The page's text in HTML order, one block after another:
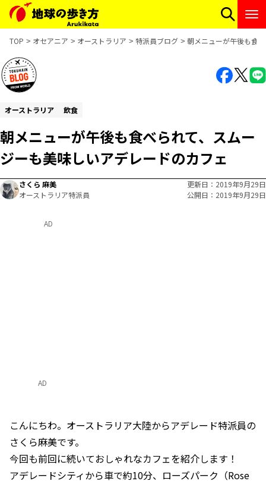
TOP オセアニア オーストラリア 特派員ブログ 朝メニューが午後も食
オーストラリア 飲食
朝メニューが午後も食べられて、スムー
ジーも美味しいアデレードのカフェ
さくら 麻美
オーストラリア特派員
更新日
2019年9月29日
公開日
2019年9月29日
AD
こんにちわ。オーストラリア大陸からアデレード特派員の
さくら麻美です。
今回も前回に続いておしゃれなカフェを紹介します！
アデレードシティから車で約10分、ローズパーク（Rose
AD